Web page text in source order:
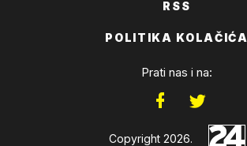
RSS
POLITIKA KOLAČIĆA
Prati nas i na:
Copyright 2026.